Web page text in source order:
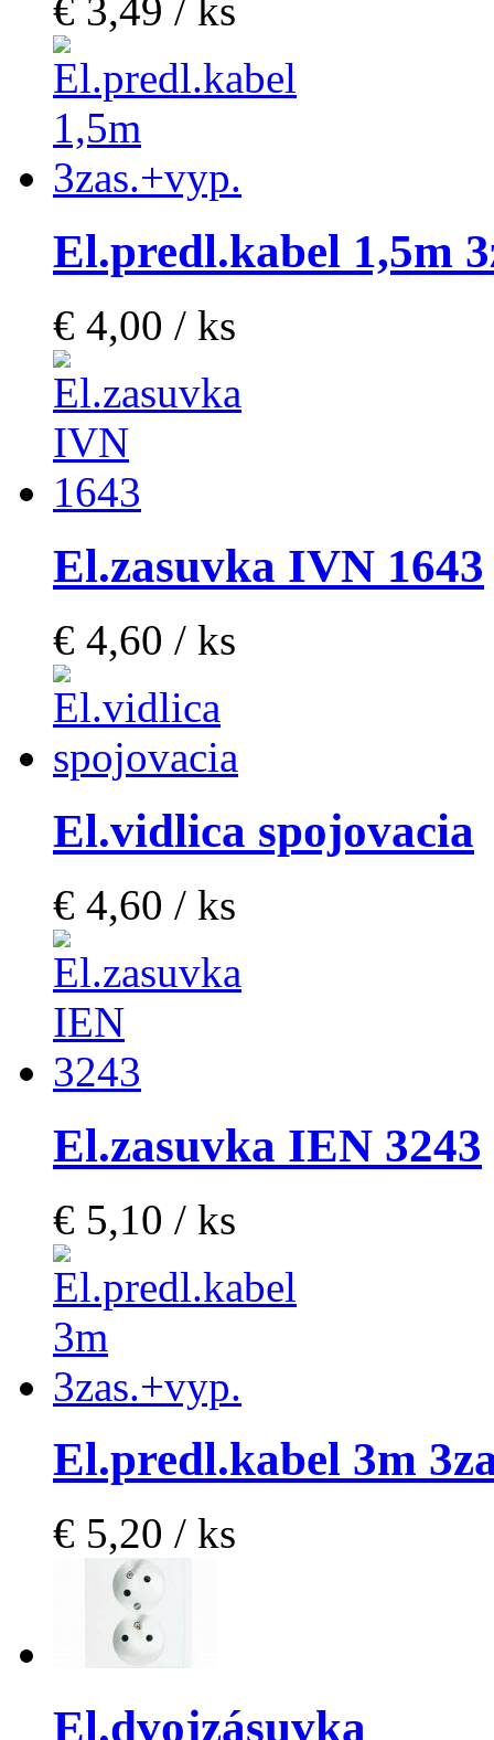
€ 3,49 / ks
El.predl.kabel 1,5m
€ 4,00 / ks
El.zasuvka IVN 1643
€ 4,60 / ks
El.vidlica spojovacia
€ 4,60 / ks
El.zasuvka IEN 3243
€ 5,10 / ks
El.predl.kabel 3m
€ 5,20 / ks
El.dvojzásuvka